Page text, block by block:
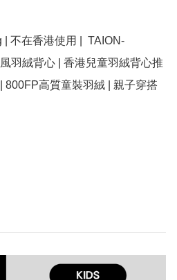
| 不在香港使用 |  TAION-
羽絨背心 | 香港兒童羽絨背心推
800FP高質童裝羽絨 | 親子穿搭